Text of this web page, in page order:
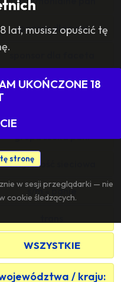
lat, musisz opuścić tę
UKOŃCZONE 18
stronę
w sesji przeglądarki — nie
cookie śledzących.
sponsor dla pani
agencje towarzyskie
grupa szuka pani
znajomość sieciowa
s/m - panie
WSZYSTKIE
/ kraju: